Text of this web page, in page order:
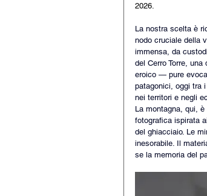
2026.
La nostra scelta è
nodo cruciale della
immensa, da
del Cerro Torre,
eroico — pure
patagonici, oggi tra
nei territori e negli
La montagna, qui,
fotografica ispirata
del ghiacciaio. Le
inesorabile. Il
se la memoria del